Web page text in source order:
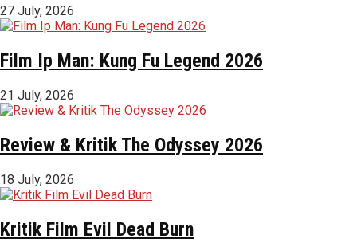
27 July, 2026
Film Ip Man: Kung Fu Legend 2026
21 July, 2026
Review & Kritik The Odyssey 2026
18 July, 2026
Kritik Film Evil Dead Burn